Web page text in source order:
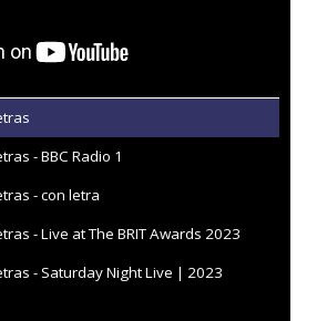
- BBC Radio 1
- con letra
- Live at The BRIT Awards 2023
- Saturday Night Live | 2023